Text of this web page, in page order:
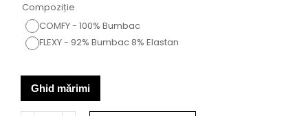
Compoziție
COMFY - 100% Bumbac
FLEXY - 92% Bumbac 8% Elastan
Ghid mărimi